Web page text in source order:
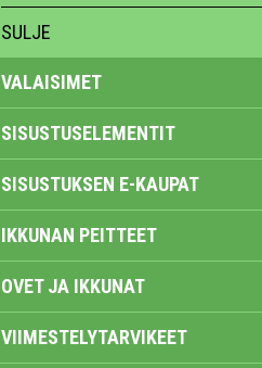
SULJE
VALAISIMET
SISUSTUSELEMENTIT
SISUSTUKSEN E-KAUPAT
IKKUNAN PEITTEET
OVET JA IKKUNAT
VIIMESTELYTARVIKEET